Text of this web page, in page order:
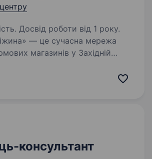
Досвід роботи від 1 року.
— це сучасна мережа
магазинів у Західній
магазині, адже важливо,
консультант